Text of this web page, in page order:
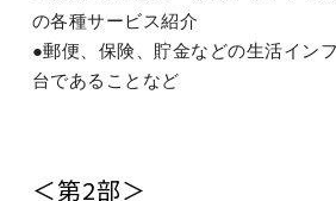
の各種サービス紹介
●郵便、保険、貯金などの生活イン
台であることなど
＜第2部＞